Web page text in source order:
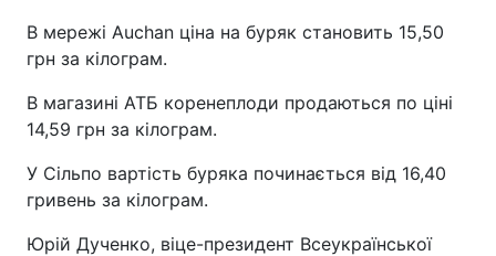
В мережі Auchan ціна на буряк становить 15,50
грн за кілограм.
В магазині АТБ коренеплоди продаються по ціні
14,59 грн за кілограм.
У Сільпо вартість буряка починається від 16,40
гривень за кілограм.
Юрій Дученко, віце-президент Всеукраїнської